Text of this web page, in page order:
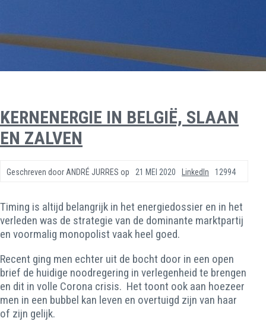
KERNENERGIE IN BELGIË, SLAAN
EN ZALVEN
Geschreven door ANDRÉ JURRES op 21 MEI 2020 12994
LinkedIn
Timing is altijd belangrijk in het energiedossier en in het
verleden was de strategie van de dominante marktpartij
en voormalig monopolist vaak heel goed.
Recent ging men echter uit de bocht door in een open
brief de huidige noodregering in verlegenheid te brengen
en dit in volle Corona crisis. Het toont ook aan hoezeer
men in een bubbel kan leven en overtuigd zijn van haar
of zijn gelijk.